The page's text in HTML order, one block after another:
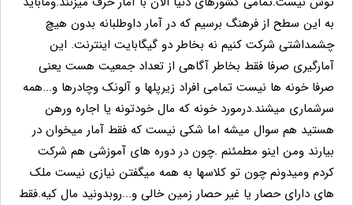
به این سطح از فرهنگ برسیم که در آمار داوطلبانه بدون هیچ
چشمداشتی شرکت کنیم نه بخاطر دو گیگابایت اینترنت. این
آمارگیری صرفا فقط بخاطر آگاهی از تعداد جمعیت هست یعنی
صرفا خونه ها نیست تمامی افراد زیرپلها و آلونک وچادرها و...همه
سرشماری میشند.درمورد خونه که مال خودتونه یا اجاره ورهن
هستید هم سوال میشه اما شکی نیست که فقط آمار میخوان در
بیارند ومن اینو مطمئنم .چون در دوره های آموزشی هم شرکت
کردم ومیدونم چون تو کلاسها به همه میگفتن نیازی نیست ملک
های دارای حصار یا غیر حصار زمین خالی و...روبدونید مال کیه.فقط